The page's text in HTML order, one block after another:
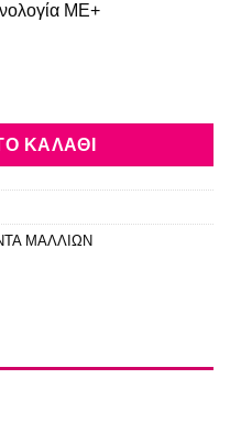
ΜΕ+
Έντονο Ξανθό Κόκκινο
ΚΑΛΆΘΙ
ΜΑΛΛΙΩΝ